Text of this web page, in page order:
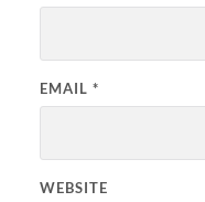
EMAIL *
WEBSITE